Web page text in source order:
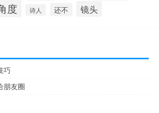
度 诗人 还不 镜头
巧
朋友圈